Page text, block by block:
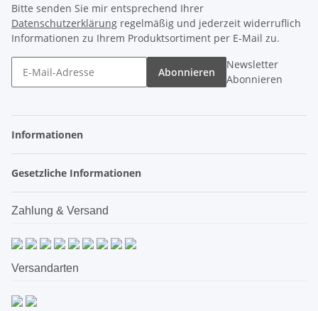
Bitte senden Sie mir entsprechend Ihrer
Datenschutzerklärung regelmäßig und jederzeit widerruflich
Informationen zu Ihrem Produktsortiment per E-Mail zu.
Abonnieren
Newsletter
Abonnieren
Informationen
Gesetzliche Informationen
Zahlung & Versand
Versandarten